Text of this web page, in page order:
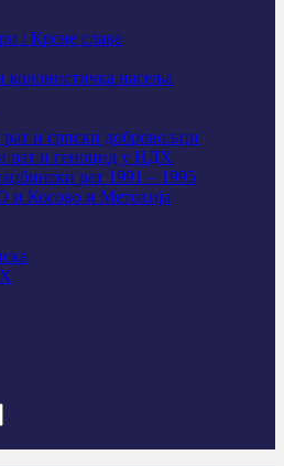
/ Крсне славе
колонистичка насеља
и српски добровољци
рат и геноцид у НДХ
рат 1991 – 1995
и Косово и Метохија